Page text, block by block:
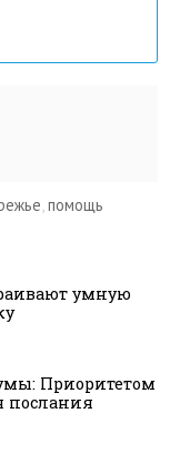
помощь
умную
Приоритетом
послания